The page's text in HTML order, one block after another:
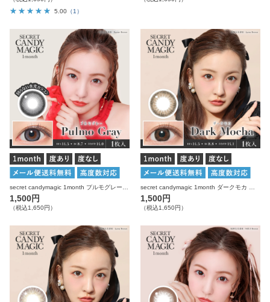
5.00 （1）
secret candymagic 1month プルモグレー 度あり 度なし 1枚入り×2箱 計2枚 シークレットキャンディーマジック カラコン
1,500円
（税込1,650円）
secret candymagic 1month ダークモカ 度あり 度なし 1枚入り×2箱 計2枚 シークレットキャンディーマジック カラコン
1,500円
（税込1,650円）